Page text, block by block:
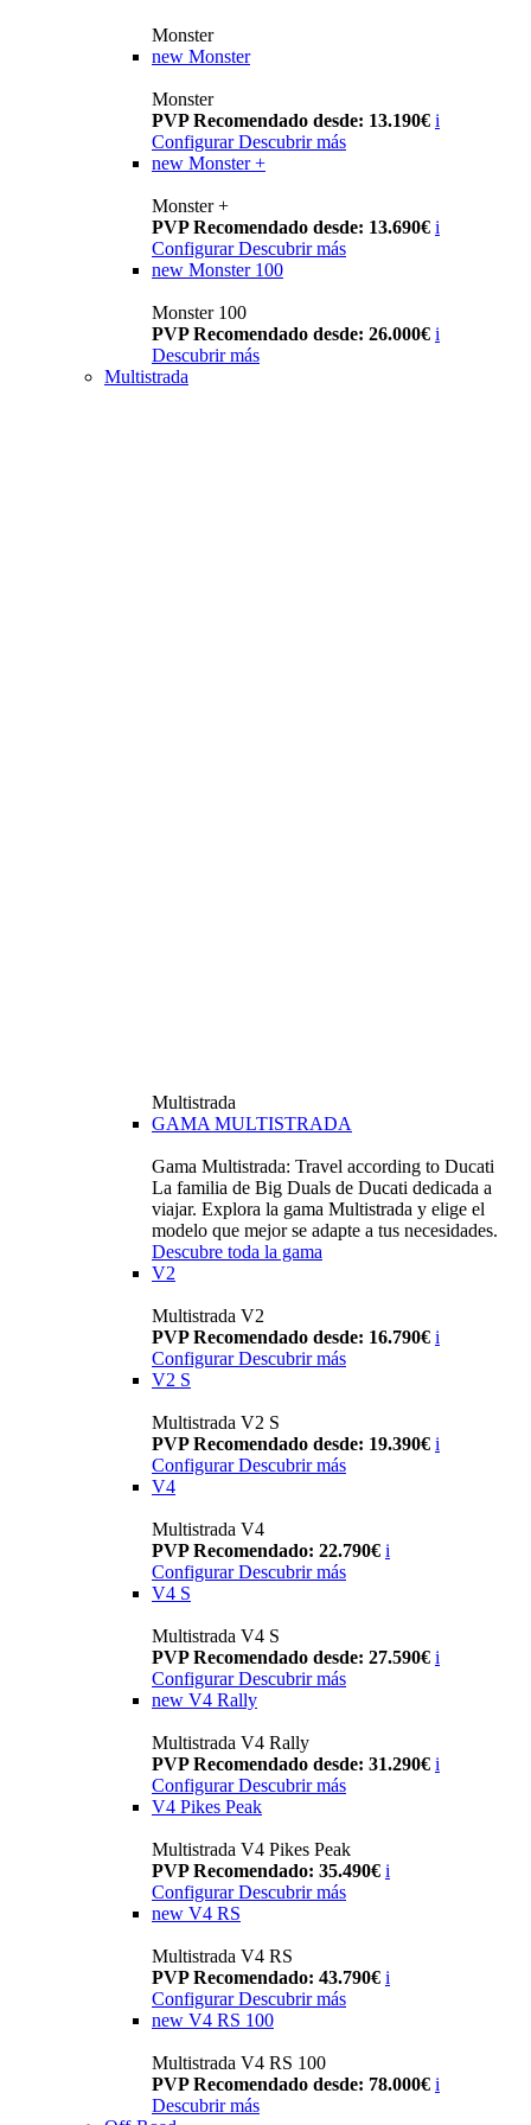
Monster
new Monster
Monster
PVP Recomendado desde: 13.190€ i
Configurar Descubrir más
new Monster +
Monster +
PVP Recomendado desde: 13.690€ i
Configurar Descubrir más
new Monster 100
Monster 100
PVP Recomendado desde: 26.000€ i
Descubrir más
Multistrada
Multistrada
GAMA MULTISTRADA
Gama Multistrada: Travel according to Ducati
La familia de Big Duals de Ducati dedicada a
viajar. Explora la gama Multistrada y elige el
modelo que mejor se adapte a tus necesidades.
Descubre toda la gama
V2
Multistrada V2
PVP Recomendado desde: 16.790€ i
Configurar Descubrir más
V2 S
Multistrada V2 S
PVP Recomendado desde: 19.390€ i
Configurar Descubrir más
V4
Multistrada V4
PVP Recomendado: 22.790€ i
Configurar Descubrir más
V4 S
Multistrada V4 S
PVP Recomendado desde: 27.590€ i
Configurar Descubrir más
new V4 Rally
Multistrada V4 Rally
PVP Recomendado desde: 31.290€ i
Configurar Descubrir más
V4 Pikes Peak
Multistrada V4 Pikes Peak
PVP Recomendado: 35.490€ i
Configurar Descubrir más
new V4 RS
Multistrada V4 RS
PVP Recomendado: 43.790€ i
ConfigurarDescubrir más
new V4 RS 100
Multistrada V4 RS 100
PVP Recomendado desde: 78.000€ i
Descubrir más